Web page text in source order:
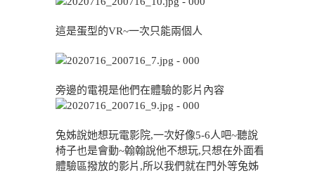
這是蛋型的VR~一次只能兩個人
旁邊的電視是他們在體驗的影片內容
兔姊說她想玩電影院,一次好像5-6人吧~聽說
椅子也是會動~翰翰說他不想玩,只想在外面看
體驗區撥放的影片,所以我們就在門外等兔姊